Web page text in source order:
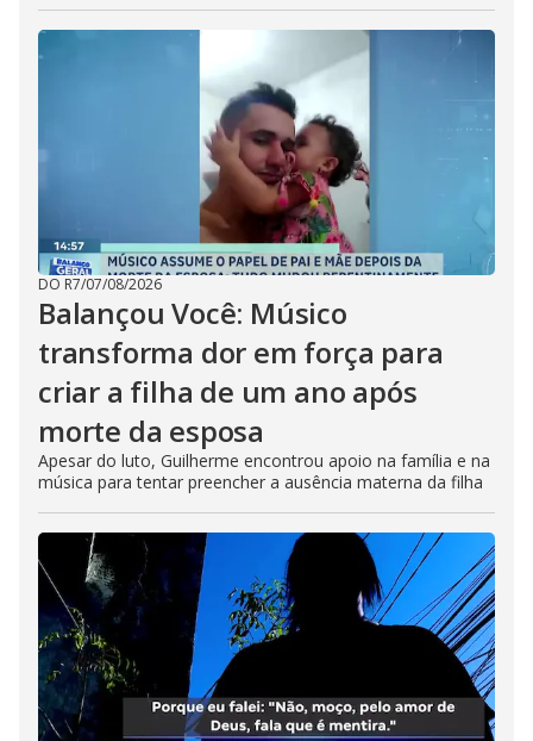
DO R7/07/08/2026
Balançou Você: Músico
transforma dor em força para
criar a filha de um ano após
morte da esposa
Apesar do luto, Guilherme encontrou apoio na família e na
música para tentar preencher a ausência materna da filha